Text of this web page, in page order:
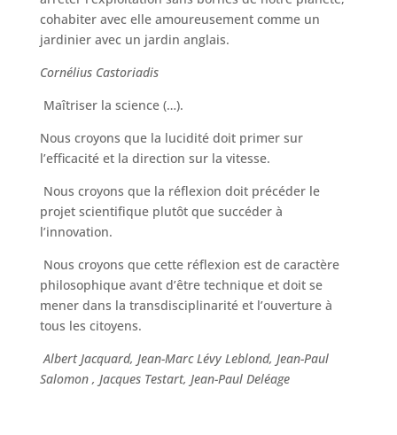
cohabiter avec elle amoureusement comme un
jardinier avec un jardin anglais.
Cornélius Castoriadis
Maîtriser la science (…).
Nous croyons que la lucidité doit primer sur
l’efficacité et la direction sur la vitesse.
Nous croyons que la réflexion doit précéder le
projet scientifique plutôt que succéder à
l’innovation.
Nous croyons que cette réflexion est de caractère
philosophique avant d’être technique et doit se
mener dans la transdisciplinarité et l’ouverture à
tous les citoyens.
Albert Jacquard, Jean-Marc Lévy Leblond, Jean-Paul
Salomon , Jacques Testart, Jean-Paul Deléage